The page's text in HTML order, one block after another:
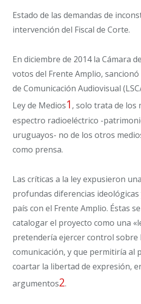
Estado de las demandas de
intervención del Fiscal de Corte.
En diciembre de 2014 la Cámara
votos del Frente Amplio, sancionó
de Comunicación Audiovisual
Ley de Medios1 , solo trata de los
espectro radioeléctrico -
uruguayos- no de los otros
como prensa.
Las críticas a la ley expusieron
profundas diferencias ideológicas
país con el Frente Amplio. Éstas
catalogar el proyecto como una
pretendería ejercer control sobre
comunicación, y que permitiría al
coartar la libertad de expresión,
argumentos2.